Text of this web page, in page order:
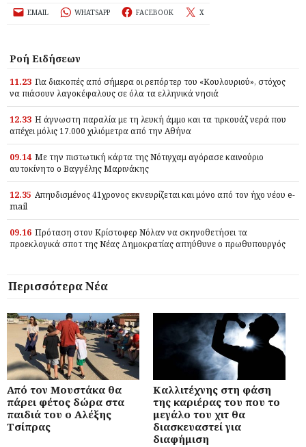
EMAIL WHATSAPP FACEBOOK X
Ροή Ειδήσεων
11.23 Για διακοπές από σήμερα οι ρεπόρτερ του «Κουλουριού», στόχος
να πιάσουν λαγοκέφαλους σε όλα τα ελληνικά νησιά
12.33 Η άγνωστη παραλία με τη λευκή άμμο και τα τιρκουάζ νερά που
απέχει μόλις 17.000 χιλιόμετρα από την Αθήνα
09.14 Με την πιστωτική κάρτα της Νότιγχαμ αγόρασε καινούριο
αυτοκίνητο ο Βαγγέλης Μαρινάκης
12.35 Απηυδισμένος 41χρονος εκνευρίζεται και μόνο από τον ήχο νέου e-
mail
09.16 Πρόταση στον Κρίστοφερ Νόλαν να σκηνοθετήσει τα
προεκλογικά σποτ της Νέας Δημοκρατίας απηύθυνε ο πρωθυπουργός
Περισσότερα Νέα
Από τον Μουστάκα θα
πάρει φέτος δώρα στα
παιδιά του ο Αλέξης
Τσίπρας
Καλλιτέχνης στη φάση
της καριέρας του που το
μεγάλο του χιτ θα
διασκευαστεί για
διαφήμιση